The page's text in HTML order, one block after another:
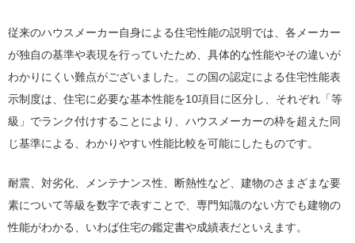
従来のハウスメーカー自身による住宅性能の説明では、各メーカー
が独自の基準や表現を行っていたため、具体的な性能やその違いが
わかりにくい難点がございました。この国の認定による住宅性能表
示制度は、住宅に必要な基本性能を10項目に区分し、それぞれ「等
級」でランク付けすることにより、ハウスメーカーの枠を超えた同
じ基準による、わかりやすい性能比較を可能にしたものです。
耐震、対劣化、メンテナンス性、断熱性など、建物のさまざまな要
素について等級を数字で表すことで、専門知識のない方でも建物の
性能がわかる、いわば住宅の鑑定書や成績表だといえます。